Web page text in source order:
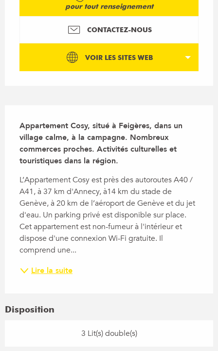
pour tout renseignement
CONTACTEZ-NOUS
VOIR LES SITES WEB
Appartement Cosy, situé à Feigères, dans un
village calme, à la campagne. Nombreux
commerces proches. Activités culturelles et
touristiques dans la région.
L’Appartement Cosy est près des autoroutes A40 /
A41, à 37 km d'Annecy, à14 km du stade de
Genève, à 20 km de l’aéroport de Genève et du jet
d'eau. Un parking privé est disponible sur place.
Cet appartement est non-fumeur à l'intérieur et
dispose d'une connexion Wi-Fi gratuite. Il
comprend une...
Lire la suite
Disposition
3 Lit(s) double(s)